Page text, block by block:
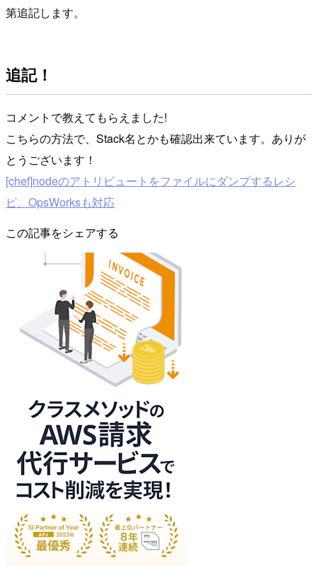
第追記します。
追記！
コメントで教えてもらえました!
こちらの方法で、Stack名とかも確認出来ています。ありが
とうございます！
[chef]nodeのアトリビュートをファイルにダンプするレシ
ピ、OpsWorksも対応
この記事をシェアする